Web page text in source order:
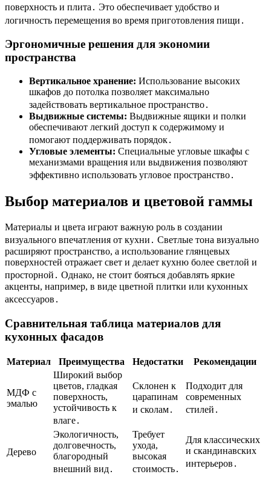
поверхность и плита․ Это обеспечивает удобство и
логичность перемещения во время приготовления пищи․
Эргономичные решения для экономии
пространства
Вертикальное хранение: Использование высоких
шкафов до потолка позволяет максимально
задействовать вертикальное пространство․
Выдвижные системы: Выдвижные ящики и полки
обеспечивают легкий доступ к содержимому и
помогают поддерживать порядок․
Угловые элементы: Специальные угловые шкафы с
механизмами вращения или выдвижения позволяют
эффективно использовать угловое пространство․
Выбор материалов и цветовой гаммы
Материалы и цвета играют важную роль в создании
визуального впечатления от кухни․ Светлые тона визуально
расширяют пространство, а использование глянцевых
поверхностей отражает свет и делает кухню более светлой и
просторной․ Однако, не стоит бояться добавлять яркие
акценты, например, в виде цветной плитки или кухонных
аксессуаров․
Сравнительная таблица материалов для
кухонных фасадов
Материал Преимущества Недостатки Рекомендации
МДФ с
эмалью
Широкий выбор
цветов, гладкая
поверхность,
устойчивость к
влаге․
Склонен к
царапинам
и сколам․
Подходит для
современных
стилей․
Дерево
Экологичность,
долговечность,
благородный
внешний вид․
Требует
ухода,
высокая
стоимость․
Для классических
и скандинавских
интерьеров․